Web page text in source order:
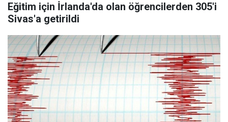
Eğitim için İrlanda'da olan öğrencilerden 305'i
Sivas'a getirildi